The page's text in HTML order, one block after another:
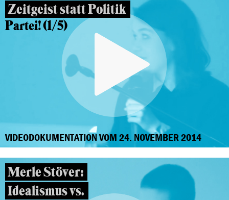
Zeitgeist statt Politik
Partei! (1/5)
VIDEODOKUMENTATION VOM 24. NOVEMBER 2014
Merle Stöver:
Idealismus vs.